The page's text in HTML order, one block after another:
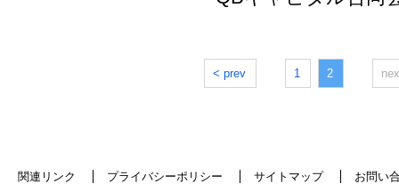
< prev 1 2
関連リンク プライバシーポリシー サイトマップ お問い